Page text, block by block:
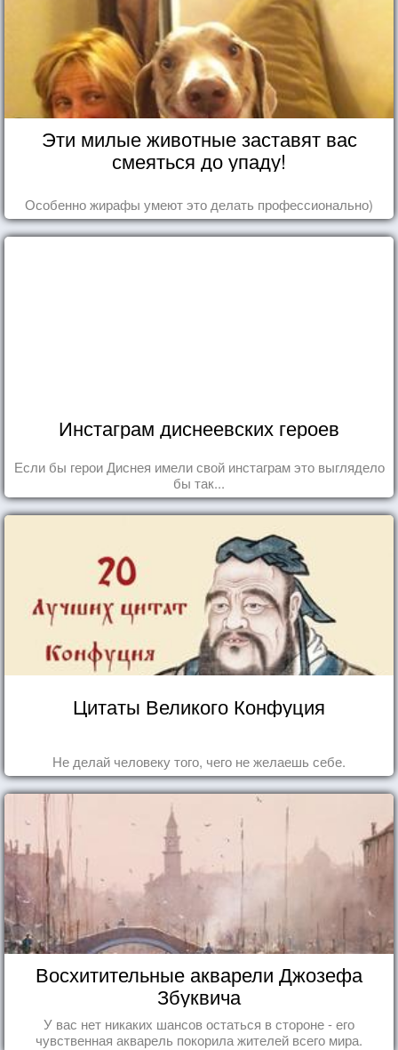
Эти милые животные заставят вас
смеяться до упаду!
Особенно жирафы умеют это делать профессионально)
Инстаграм диснеевских героев
Если бы герои Диснея имели свой инстаграм это выглядело
бы так...
Цитаты Великого Конфуция
Не делай человеку того, чего не желаешь себе.
Восхитительные акварели Джозефа
Збуквича
У вас нет никаких шансов остаться в стороне - его
чувственная акварель покорила жителей всего мира.